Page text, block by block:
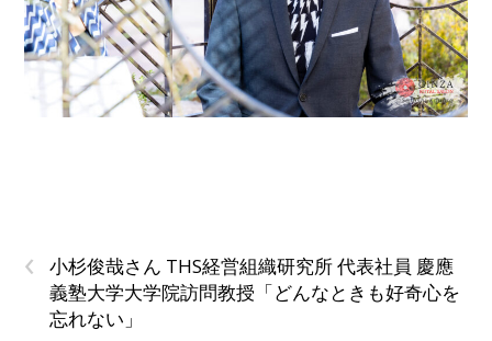
‹
小杉俊哉さん THS経営組織研究所 代表社員 慶應
義塾大学大学院訪問教授「どんなときも好奇心を
忘れない」